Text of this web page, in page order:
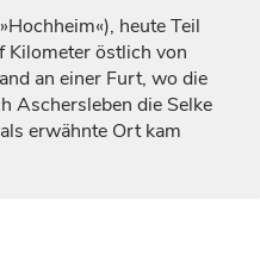
heute Teil
Kilometer östlich von
an einer Furt, wo die
Aschersleben die Selke
erwähnte Ort kam